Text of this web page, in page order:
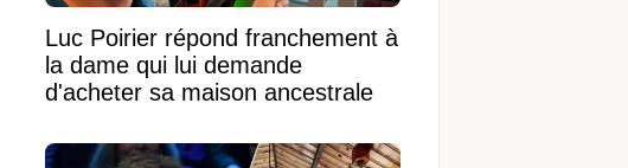
Luc Poirier répond franchement à
la dame qui lui demande
d'acheter sa maison ancestrale